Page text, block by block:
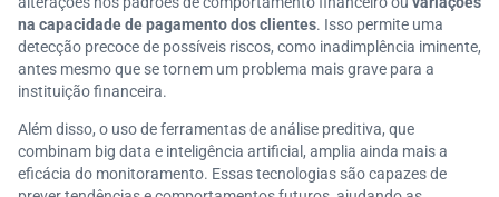
na capacidade de pagamento dos clientes. Isso permite uma
detecção precoce de possíveis riscos, como inadimplência iminente,
antes mesmo que se tornem um problema mais grave para a
instituição financeira.
Além disso, o uso de ferramentas de análise preditiva, que
combinam big data e inteligência artificial, amplia ainda mais a
eficácia do monitoramento. Essas tecnologias são capazes de